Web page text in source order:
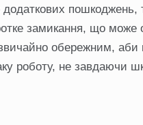
пошкоджень,
замикання, що може
обережним, аби
роботу, не завдаючи